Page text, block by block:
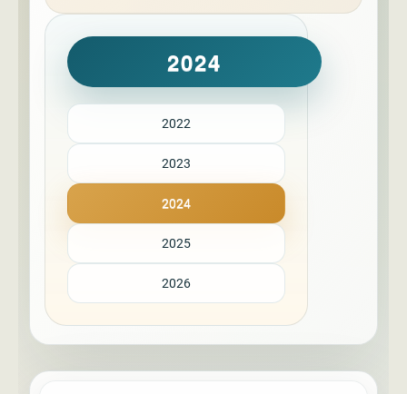
2024
2022
2023
2024
2025
2026